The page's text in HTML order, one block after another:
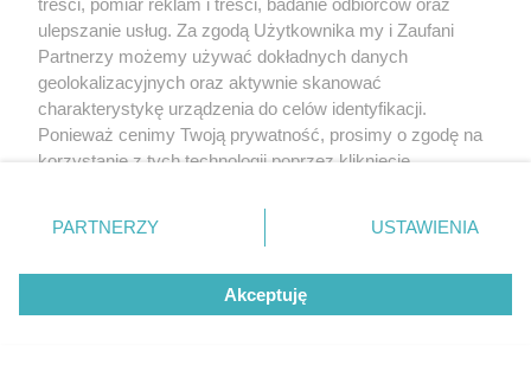
treści, pomiar reklam i treści, badanie odbiorców oraz
ulepszanie usług. Za zgodą Użytkownika my i Zaufani
Partnerzy możemy używać dokładnych danych
geolokalizacyjnych oraz aktywnie skanować
charakterystykę urządzenia do celów identyfikacji.
Ponieważ cenimy Twoją prywatność, prosimy o zgodę na
korzystanie z tych technologii poprzez kliknięcie
zmienić/wycofać klikając przycisk ustawień prywatności
znajdujący się w lewym dolnym rogu strony
rodzaje przetwarzania danych nie wymagają zgody
użytkownika, ale masz prawo sprzeciwić się takiemu
przetwarzaniu. Preferencje będą miały zastosowanie tylko
PARTNERZY USTAWIENIA
Akceptuję